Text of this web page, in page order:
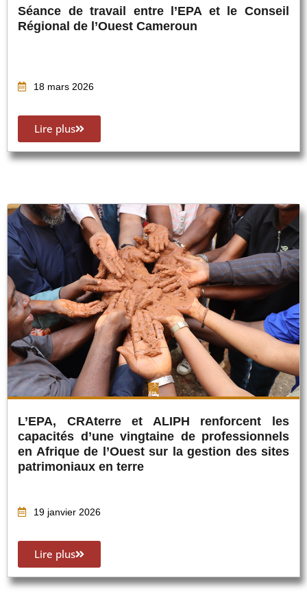
Séance de travail entre l’EPA et le Conseil
Régional de l’Ouest Cameroun
18 mars 2026
Lire plus
L’EPA, CRAterre et ALIPH renforcent les
capacités d’une vingtaine de professionnels
en Afrique de l’Ouest sur la gestion des sites
patrimoniaux en terre
19 janvier 2026
Lire plus